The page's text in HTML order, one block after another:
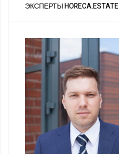
ЭКСПЕРТЫ HORECA.ESTATE